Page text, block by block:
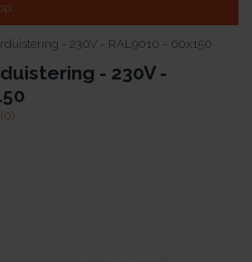
- 230V - RAL9010 - 60x150
- 230V -
(0)